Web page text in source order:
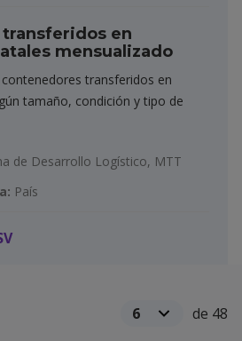
en
mensualizado
transferidos en
tamaño, condición y tipo de
de Desarrollo Logístico, MTT
País
de 48